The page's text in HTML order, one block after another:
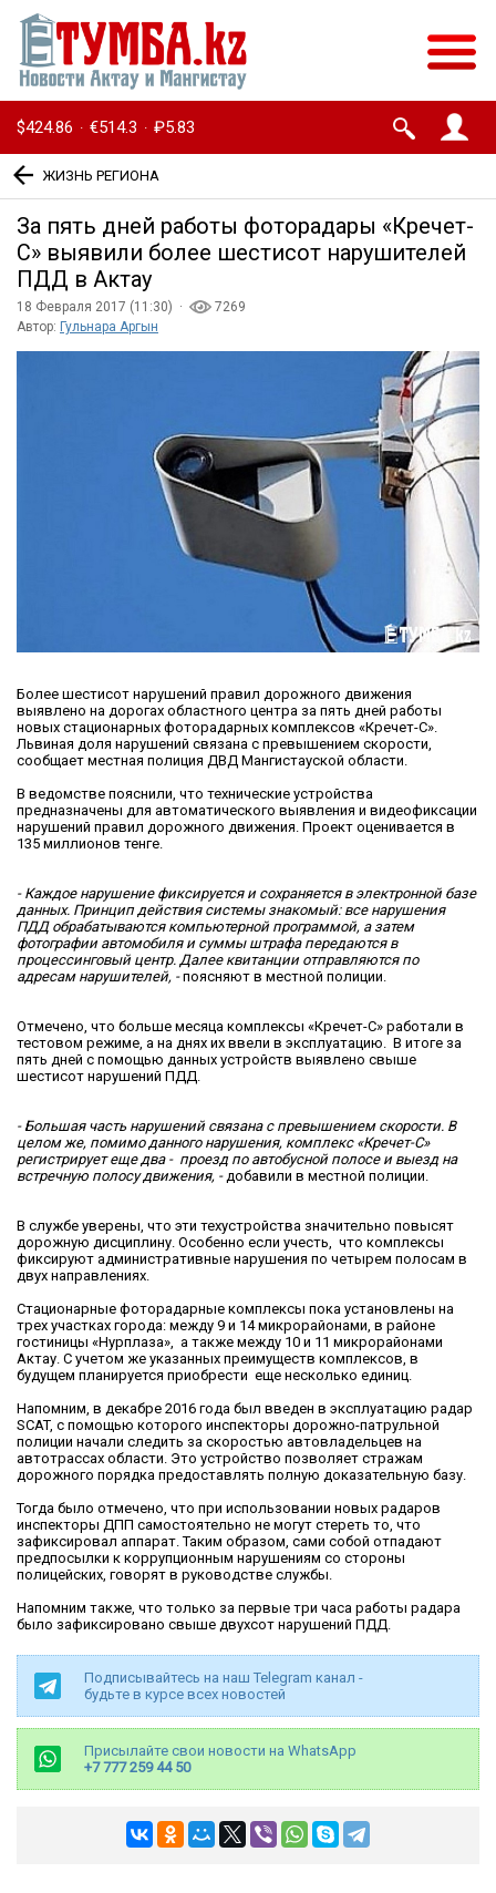
$424.86 · €514.3 · ₽5.83
ЖИЗНЬ РЕГИОНА
За пять дней работы фоторадары «Кречет-
С» выявили более шестисот нарушителей
ПДД в Актау
18 Февраля 2017 (11:30) ·
7269
Автор: Гульнара Аргын
Более шестисот нарушений правил дорожного движения
выявлено на дорогах областного центра за пять дней работы
новых стационарных фоторадарных комплексов «Кречет-С».
Львиная доля нарушений связана с превышением скорости,
сообщает местная полиция ДВД Мангистауской области.
В ведомстве пояснили, что технические устройства
предназначены для автоматического выявления и видеофиксации
нарушений правил дорожного движения. Проект оценивается в
135 миллионов тенге.
- Каждое нарушение фиксируется и сохраняется в электронной базе
данных. Принцип действия системы знакомый: все нарушения
ПДД обрабатываются компьютерной программой, а затем
фотографии автомобиля и суммы штрафа передаются в
процессинговый центр. Далее квитанции отправляются по
адресам нарушителей, -поясняют в местной полиции.
Отмечено, что больше месяца комплексы «Кречет-С» работали в
тестовом режиме, а на днях их ввели в эксплуатацию. В итоге за
пять дней с помощью данных устройств выявлено свыше
шестисот нарушений ПДД.
- Большая часть нарушений связана с превышением скорости. В
целом же, помимо данного нарушения, комплекс «Кречет-С»
регистрирует еще два - проезд по автобусной полосе и выезд на
встречную полосу движения, -добавили в местной полиции.
В службе уверены, что эти техустройства значительно повысят
дорожную дисциплину. Особенно если учесть, что комплексы
фиксируют административные нарушения по четырем полосам в
двух направлениях.
Стационарные фоторадарные комплексы пока установлены на
трех участках города: между 9 и 14 микрорайонами, в районе
гостиницы «Нурплаза», а также между 10 и 11 микрорайонами
Актау. С учетом же указанных преимуществ комплексов, в
будущем планируется приобрести еще несколько единиц.
Напомним, в декабре 2016 года был введен в эксплуатацию радар
SCAT, с помощью которого инспекторы дорожно-патрульной
полиции начали следить за скоростью автовладельцев на
автотрассах области. Это устройство позволяет стражам
дорожного порядка предоставлять полную доказательную базу.
Тогда было отмечено, что при использовании новых радаров
инспекторы ДПП самостоятельно не могут стереть то, что
зафиксировал аппарат. Таким образом, сами собой отпадают
предпосылки к коррупционным нарушениям со стороны
полицейских, говорят в руководстве службы.
Напомним также, что только за первые три часа работы радара
было зафиксировано свыше двухсот нарушений ПДД.
Подписывайтесь на наш Telegram канал -
будьте в курсе всех новостей
Присылайте свои новости на WhatsApp
+7 777 259 44 50